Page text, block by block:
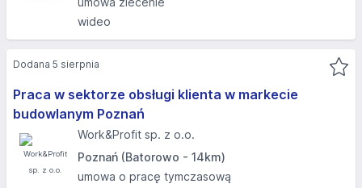
wideo
Praca w sektorze obsługi klienta w markecie
budowlanym Poznań
Work&Profit sp. z o.o.
Poznań (Batorowo - 14km)
umowa o pracę tymczasową
Dodana 5 sierpnia